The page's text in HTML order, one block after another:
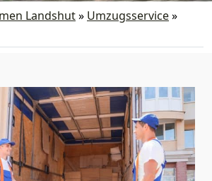
Landshut» Umzugsservice»